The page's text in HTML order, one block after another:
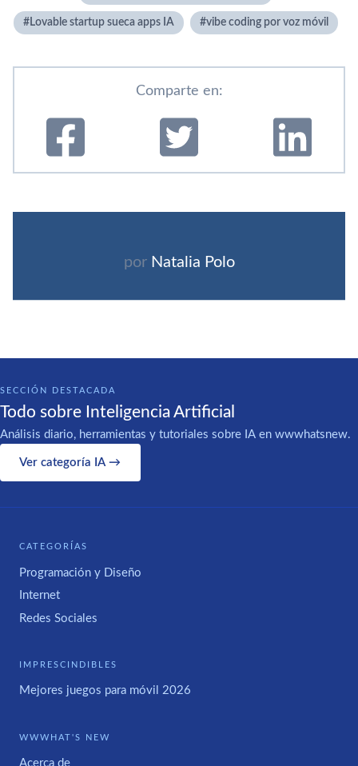
Lovable startup sueca apps IA vibe coding por voz móvil
Comparte en:
por Natalia Polo
SECCIÓN DESTACADA
Todo sobre Inteligencia Artificial
Análisis diario, herramientas y tutoriales sobre IA en wwwhatsnew.
Ver categoría IA →
CATEGORÍAS
Programación y Diseño
Internet
Redes Sociales
IMPRESCINDIBLES
Mejores juegos para móvil 2026
WWWHAT'S NEW
Acerca de